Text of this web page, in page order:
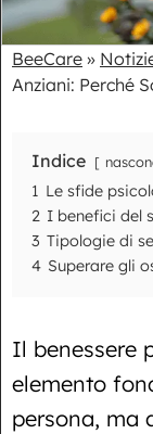
BeeCare »
Anziani: Perché
Indice
1 Le sfide
2 I benefici del
3 Tipologie di
4 Superare gli
Il benessere
elemento
persona, ma